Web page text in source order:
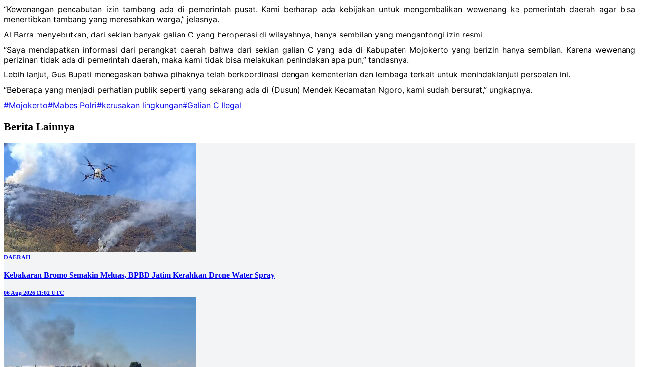
“Kewenangan pencabutan izin tambang ada di pemerintah pusat. Kami berharap ada kebijakan untuk mengembalikan wewenang ke pemerintah daerah agar bisa
menertibkan tambang yang meresahkan warga,” jelasnya.
Al Barra menyebutkan, dari sekian banyak galian C yang beroperasi di wilayahnya, hanya sembilan yang mengantongi izin resmi.
“Saya mendapatkan informasi dari perangkat daerah bahwa dari sekian galian C yang ada di Kabupaten Mojokerto yang berizin hanya sembilan. Karena wewenang
perizinan tidak ada di pemerintah daerah, maka kami tidak bisa melakukan penindakan apa pun,” tandasnya.
Lebih lanjut, Gus Bupati menegaskan bahwa pihaknya telah berkoordinasi dengan kementerian dan lembaga terkait untuk menindaklanjuti persoalan ini.
“Beberapa yang menjadi perhatian publik seperti yang sekarang ada di (Dusun) Mendek Kecamatan Ngoro, kami sudah bersurat,” ungkapnya.
#Mojokerto#Mabes Polri#kerusakan lingkungan#Galian C Ilegal
Berita Lainnya
DAERAH
Kebakaran Bromo Semakin Meluas, BPBD Jatim Kerahkan Drone Water Spray
06 Aug 2026 11:02 UTC